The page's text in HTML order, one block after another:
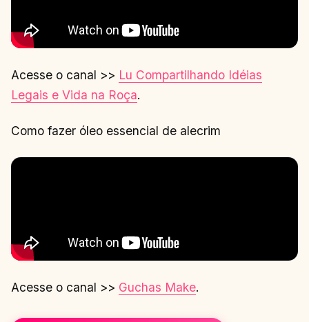
Acesse o canal >> Lu Compartilhando Idéias
Legais e Vida na Roça.
Como fazer óleo essencial de alecrim
Acesse o canal >> Guchas Make.